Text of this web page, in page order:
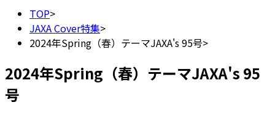
TOP>
JAXA Cover特集>
2024年Spring（春）テーマJAXA's 95号>
2024年Spring（春）テーマJAXA's 95
号